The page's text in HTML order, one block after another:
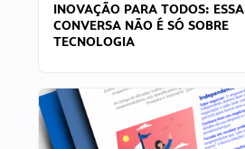
INOVAÇÃO PARA TODOS: ESSA
CONVERSA NÃO É SÓ SOBRE
TECNOLOGIA